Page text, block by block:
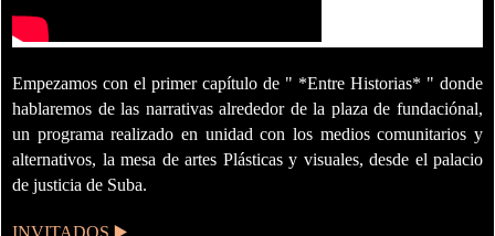
Empezamos con el primer capítulo de " *Entre Historias* " donde
hablaremos de las narrativas alrededor de la plaza de fundaciónal,
un programa realizado en unidad con los medios comunitarios y
alternativos, la mesa de artes Plásticas y visuales, desde el palacio
de justicia de Suba.
INVITADOS ▶️